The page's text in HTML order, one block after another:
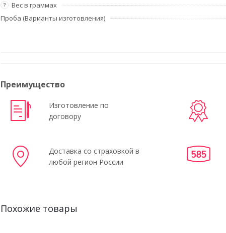
? Вес в граммах
Проба (Варианты изготовления)
Преимущество
Изготовление по
договору
Доставка со страховкой в
любой регион России
Похожие товары